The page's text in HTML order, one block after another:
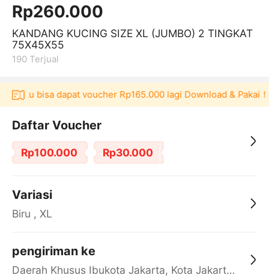
Rp260.000
KANDANG KUCING SIZE XL (JUMBO) 2 TINGKAT
75X45X55
190 Terjual
bisa dapat voucher Rp165.000 lagi Download & Pakai！
Daftar Voucher
Rp100.000 Rp30.000
Variasi
Biru , XL
pengiriman ke
Daerah Khusus Ibukota Jakarta, Kota Jakarta Barat, Cengkareng, yy